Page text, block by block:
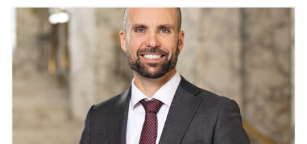
työn verotus on jo nyt äärimmäisen kireää, mikä
vähentää työnteon kannustimia, ja uhkaa työllisyyttä
sekä hyvinvointipalvelujen rahoitusta.